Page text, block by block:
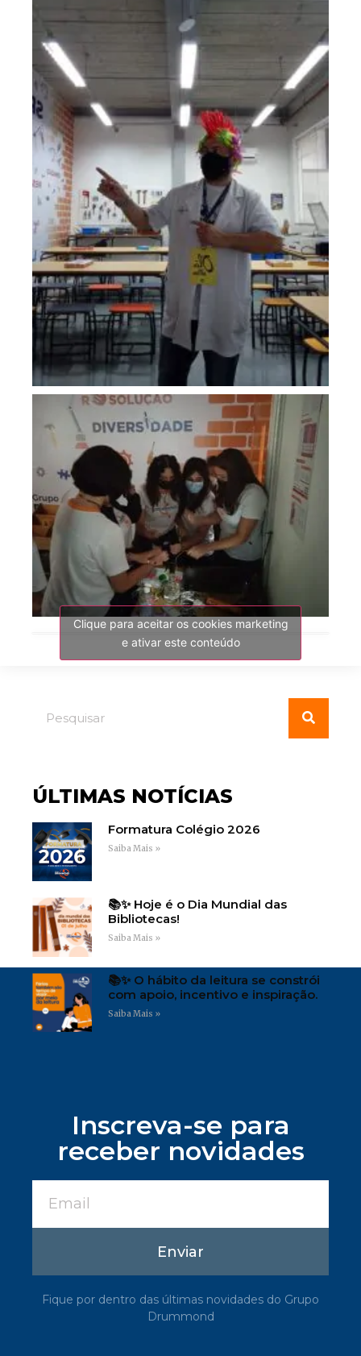
Clique para aceitar os cookies marketing
e ativar este conteúdo
ÚLTIMAS NOTÍCIAS
Formatura Colégio 2026
Saiba Mais »
📚✨ Hoje é o Dia Mundial das
Bibliotecas!
Saiba Mais »
📚✨ O hábito da leitura se constrói
com apoio, incentivo e inspiração.
Saiba Mais »
Inscreva-se para
receber novidades
Enviar
Fique por dentro das últimas novidades do Grupo
Drummond